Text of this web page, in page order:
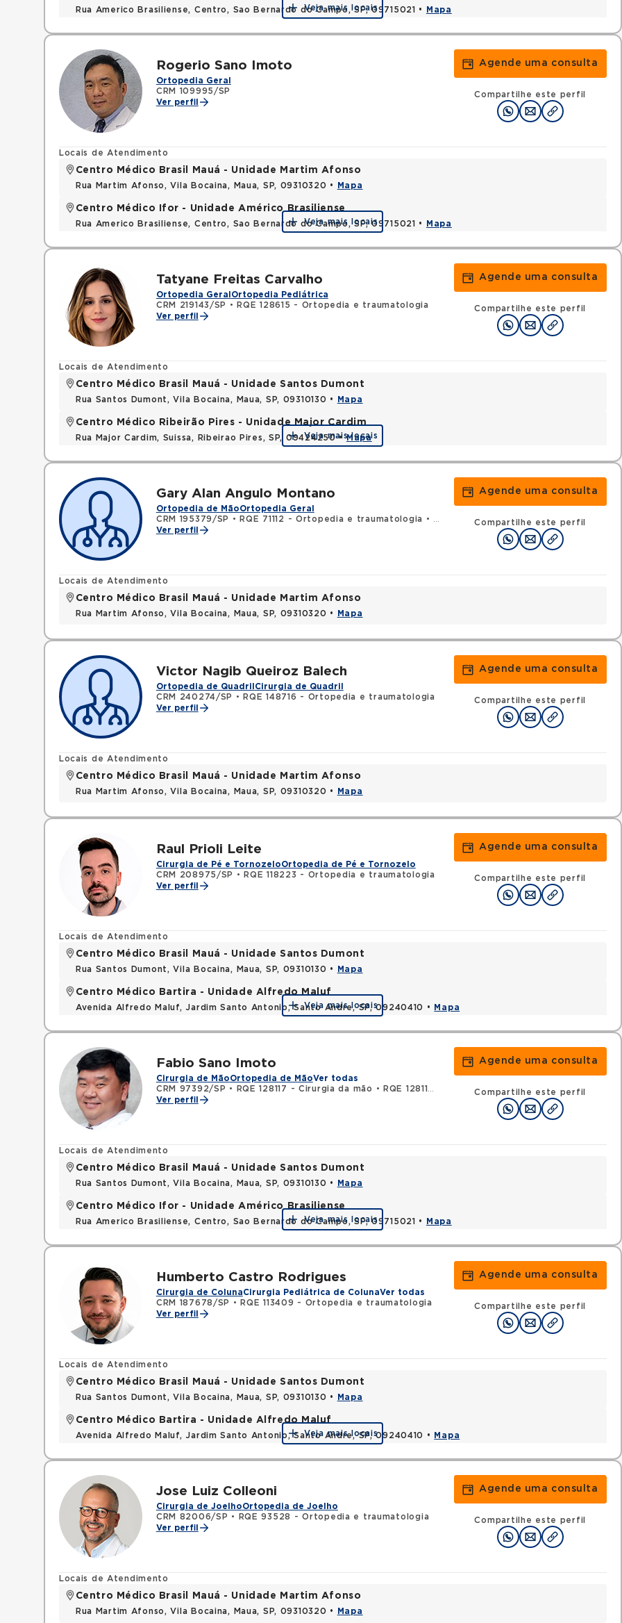
Rua Americo Brasiliense, Centro, Sao Bernardo do Campo, SP, 09715021 • Mapa
Veja mais locais
Rogerio Sano Imoto
Ortopedia Geral
CRM 109995/SP
Ver perfil
Agende uma consulta
Compartilhe este perfil
Locais de Atendimento
Centro Médico Brasil Mauá - Unidade Martim Afonso
Rua Martim Afonso, Vila Bocaina, Maua, SP, 09310320 • Mapa
Centro Médico Ifor - Unidade Américo Brasiliense
Rua Americo Brasiliense, Centro, Sao Bernardo do Campo, SP, 09715021 • Mapa
Veja mais locais
Tatyane Freitas Carvalho
Ortopedia Geral Ortopedia Pediátrica
CRM 219143/SP
•
RQE 128615 - Ortopedia e traumatologia
Ver perfil
Agende uma consulta
Compartilhe este perfil
Locais de Atendimento
Centro Médico Brasil Mauá - Unidade Santos Dumont
Rua Santos Dumont, Vila Bocaina, Maua, SP, 09310130 • Mapa
Centro Médico Ribeirão Pires - Unidade Major Cardim
Rua Major Cardim, Suissa, Ribeirao Pires, SP, 09424250 •Mapa
Veja mais locais
Gary Alan Angulo Montano
Ortopedia de MãoOrtopedia Geral
CRM 195379/SP
• RQE 71112 - Ortopedia e traumatologia • RQE 95592 - Cirurgia da mão •RQE
Ver perfil
Agende uma consulta
Compartilhe este perfil
Locais de Atendimento
Centro Médico Brasil Mauá - Unidade Martim Afonso
Rua Martim Afonso, Vila Bocaina, Maua, SP, 09310320 • Mapa
Victor Nagib Queiroz Balech
Ortopedia de Quadril Cirurgia de Quadril
CRM 240274/SP
•
RQE 148716 - Ortopedia e traumatologia
Ver perfil
Agende uma consulta
Compartilhe este perfil
Locais de Atendimento
Centro Médico Brasil Mauá - Unidade Martim Afonso
Rua Martim Afonso, Vila Bocaina, Maua, SP, 09310320 • Mapa
Raul Prioli Leite
Cirurgia de Pé e TornozeloOrtopedia de Pé e Tornozelo
CRM 208975/SP
•
RQE 118223 - Ortopedia e traumatologia
Ver perfil
Agende uma consulta
Compartilhe este perfil
Locais de Atendimento
Centro Médico Brasil Mauá - Unidade Santos Dumont
Rua Santos Dumont, Vila Bocaina, Maua, SP, 09310130 • Mapa
Centro Médico Bartira - Unidade Alfredo Maluf
Avenida Alfredo Maluf, Jardim Santo Antonio, Santo Andre, SP, 09240410 • Mapa
Veja mais locais
Fabio Sano Imoto
Cirurgia de MãoOrtopedia de MãoVer todas
CRM 97392/SP • RQE 128117 - Cirurgia da mão •
RQE 128118 - Ortopedia e traumatologia
Ver perfil
Agende uma consulta
Compartilhe este perfil
Locais de Atendimento
Centro Médico Brasil Mauá - Unidade Santos Dumont
Rua Santos Dumont, Vila Bocaina, Maua, SP, 09310130 • Mapa
Centro Médico Ifor - Unidade Américo Brasiliense
Rua Americo Brasiliense, Centro, Sao Bernardo do Campo, SP, 09715021 • Mapa
Veja mais locais
Humberto Castro Rodrigues
Cirurgia de ColunaCirurgia Pediátrica de ColunaVer todas
CRM 187678/SP
•
RQE 113409 - Ortopedia e traumatologia
Ver perfil
Agende uma consulta
Compartilhe este perfil
Locais de Atendimento
Centro Médico Brasil Mauá - Unidade Santos Dumont
Rua Santos Dumont, Vila Bocaina, Maua, SP, 09310130 • Mapa
Centro Médico Bartira - Unidade Alfredo Maluf
Avenida Alfredo Maluf, Jardim Santo Antonio, Santo Andre, SP, 09240410 • Mapa
Veja mais locais
Jose Luiz Colleoni
Cirurgia de JoelhoOrtopedia de Joelho
CRM 82006/SP •
RQE 93528 - Ortopedia e traumatologia
Ver perfil
Agende uma consulta
Compartilhe este perfil
Locais de Atendimento
Centro Médico Brasil Mauá - Unidade Martim Afonso
Rua Martim Afonso, Vila Bocaina, Maua, SP, 09310320 • Mapa